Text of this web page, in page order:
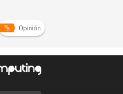
Opinión